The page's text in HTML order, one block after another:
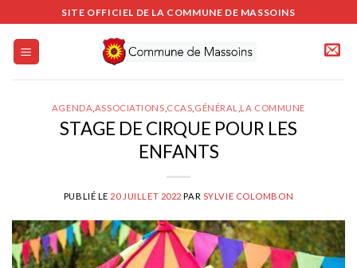
au
contenu
SITE OFFICIEL DE LA COMMUNE DE MASSOINS
AGENDA ASSOCIATIONS CCAS GÉNÉRAL LA COMMUNE
STAGE DE CIRQUE POUR LES
ENFANTS
PUBLIÉ LE 20 JUILLET 2022 PAR SYLVIE COLOMBON